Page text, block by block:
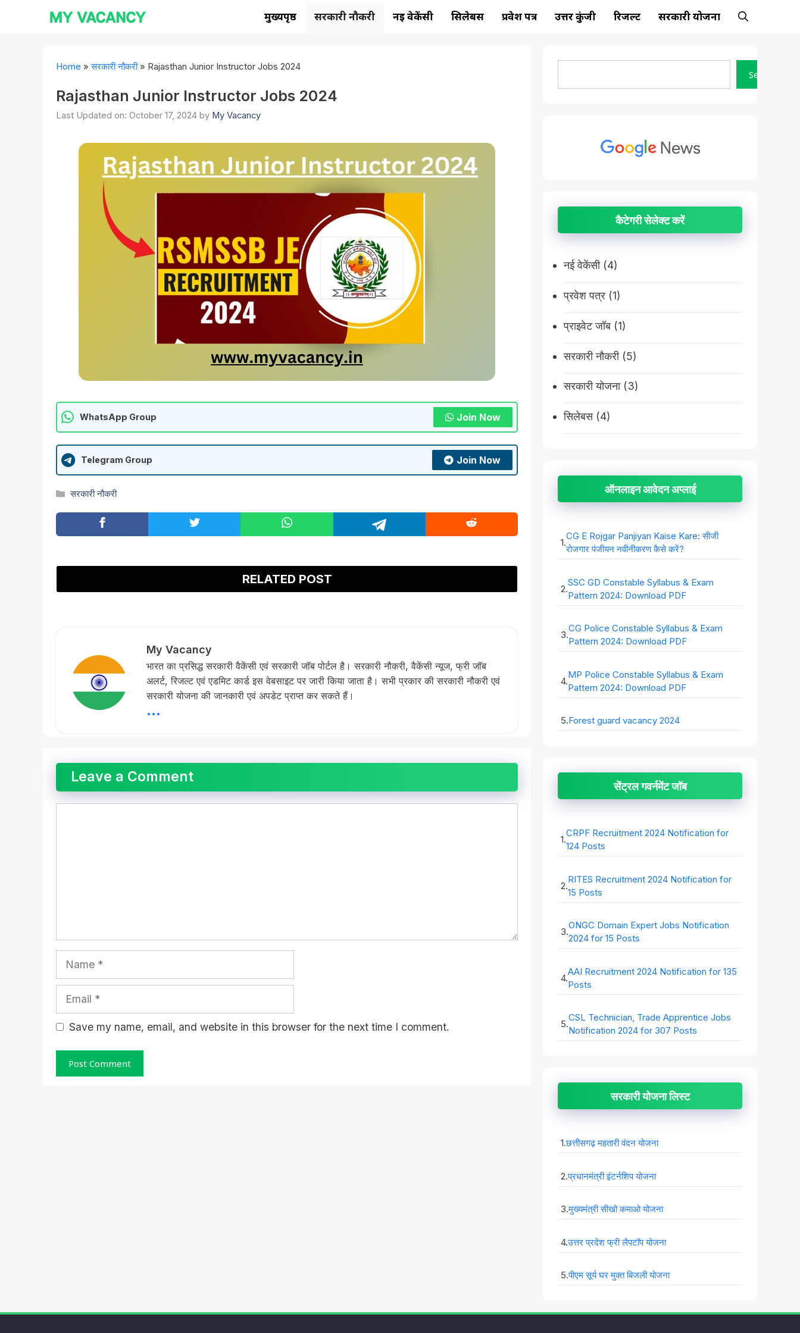
मुख्यपृष्ठ सरकारी नौकरी नई वेकेंसी सिलेबस प्रवेश पत्र उत्तर कुंजी रिजल्ट सरकारी योजना
Home »सरकारी नौकरी» Rajasthan Junior Instructor Jobs 2024
Rajasthan Junior Instructor Jobs 2024
Last Updated on: October 17, 2024 by My Vacancy
WhatsApp Group Join Now
Telegram Group Join Now
Categories
सरकारी नौकरी
RELATED POST
My Vacancy
भारत का प्रसिद्ध सरकारी वैकेंसी एवं सरकारी जॉब पोर्टल है। सरकारी नौकरी, वैकेंसी न्यूज, फ्री जॉब
अलर्ट, रिजल्ट एवं एडमिट कार्ड इस वेबसाइट पर जारी किया जाता है। सभी प्रकार की सरकारी नौकरी एवं
सरकारी योजना की जानकारी एवं अपडेट प्राप्त कर सकते हैं।
...
Leave a Comment
Website
Save my name, email, and website in this browser for the next time I comment.
Search
कैटेगरी सेलेक्ट करें
नई वेकेंसी(4)
प्रवेश पत्र (1)
प्राइवेट जॉब (1)
सरकारी नौकरी(5)
सरकारी योजना(3)
सिलेबस(4)
ऑनलाइन आवेदन अप्लाई
1.
CG E Rojgar Panjiyan Kaise Kare: सीजी
रोजगार पंजीयन नवीनीकरण कैसे करें?
2.
SSC GD Constable Syllabus & Exam
Pattern 2024: Download PDF
3.
CG Police Constable Syllabus & Exam
Pattern 2024: Download PDF
4.
MP Police Constable Syllabus & Exam
Pattern 2024: Download PDF
5.Forest guard vacancy 2024
सेंट्रल गवर्नमेंट जॉब
1.
CRPF Recruitment 2024 Notification for
124 Posts
2.
RITES Recruitment 2024 Notification for
15 Posts
3.
ONGC Domain Expert Jobs Notification
2024 for 15 Posts
4.
AAI Recruitment 2024 Notification for 135
Posts
5.
CSL Technician, Trade Apprentice Jobs
Notification 2024 for 307 Posts
सरकारी योजना लिस्ट
1.छत्तीसगढ़ महतारी वंदन योजना
2.प्रधानमंत्री इंटर्नशिप योजना
3.मुख्यमंत्री सीखो कमाओ योजना
4.उत्तर प्रदेश फ्री लैपटॉप योजना
5.पीएम सूर्य घर मुक्त बिजली योजना